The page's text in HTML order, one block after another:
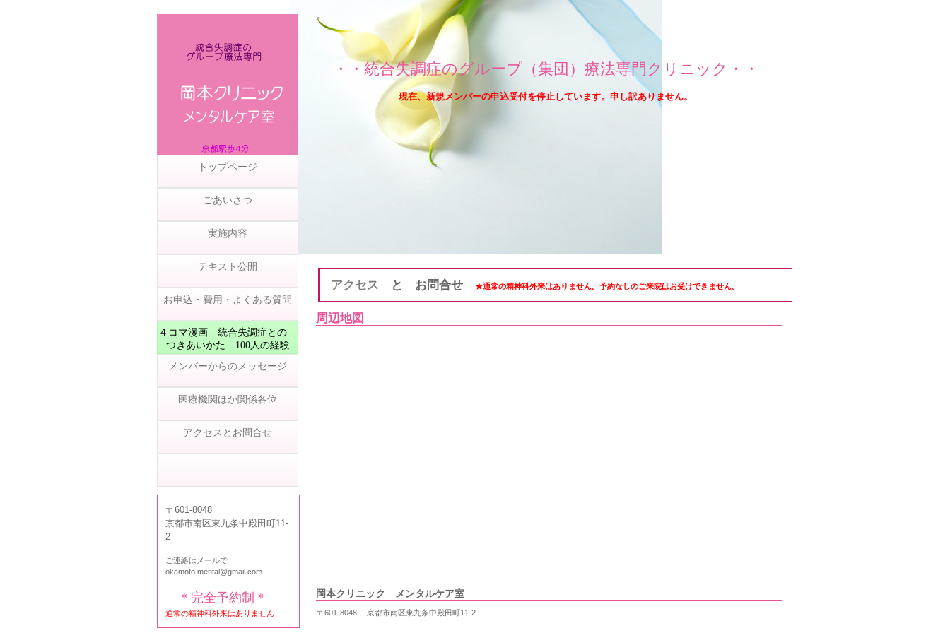
・・統合失調症のグループ（集団）療法専門クリニック・・
現在、新規メンバーの申込受付を停止しています。申し訳ありません。
アクセス と お問合せ ★通常の精神科外来はありません。予約なしのご来院はお受けできません。
周辺地図
岡本クリニック メンタルケア室
〒601-8048 京都市南区東九条中殿田町11-2
トップページ
ごあいさつ
実施内容
テキスト公開
社会資源情報
お申込・費用・よくある質問
４コマ漫画 統合失調症との
つきあいかた 100人の経験
メンバーからのメッセージ
医療機関ほか関係各位
アクセスとお問合せ
〒601-8048
京都市南区東九条中殿田町11-
2
ご連絡はメールで
okamoto.mental@gmail.com
＊完全予約制＊
通常の精神科外来はありません